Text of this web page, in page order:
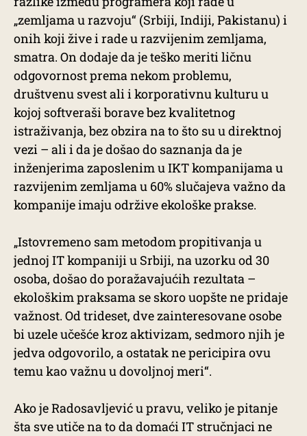
„zemljama u razvoju“ (Srbiji, Indiji, Pakistanu) i
onih koji žive i rade u razvijenim zemljama,
smatra. On dodaje da je teško meriti ličnu
odgovornost prema nekom problemu,
društvenu svest ali i korporativnu kulturu u
kojoj softveraši borave bez kvalitetnog
istraživanja, bez obzira na to što su u direktnoj
vezi – ali i da je došao do saznanja da je
inženjerima zaposlenim u IKT kompanijama u
razvijenim zemljama u 60% slučajeva važno da
kompanije imaju održive ekološke prakse.
„Istovremeno sam metodom propitivanja u
jednoj IT kompaniji u Srbiji, na uzorku od 30
osoba, došao do poražavajućih rezultata –
ekološkim praksama se skoro uopšte ne pridaje
važnost. Od trideset, dve zainteresovane osobe
bi uzele učešće kroz aktivizam, sedmoro njih je
jedva odgovorilo, a ostatak ne pericipira ovu
temu kao važnu u dovoljnoj meri“.
Ako je Radosavljević u pravu, veliko je pitanje
šta sve utiče na to da domaći IT stručnjaci ne